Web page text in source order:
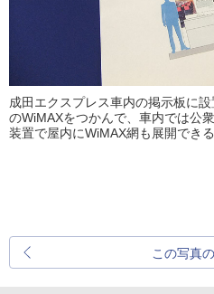
成田エクスプレス車内の掲示板に
のWiMAXをつかんで、車内では公
装置で屋内にWiMAX網も展開できる
この写真